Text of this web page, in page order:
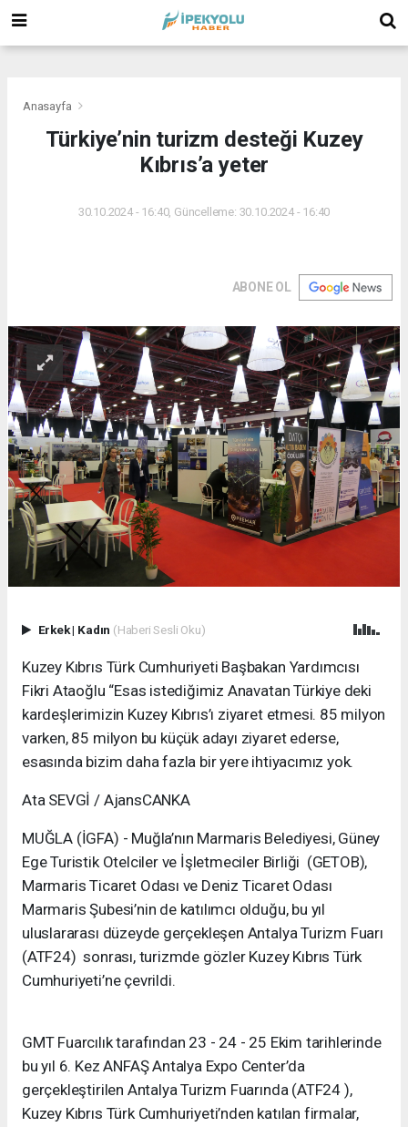
Anasayfa
Türkiye’nin turizm desteği Kuzey
Kıbrıs’a yeter
30.10.2024 - 16:40, Güncelleme: 30.10.2024 - 16:40
ABONE OL
Erkek| Kadın (Haberi Sesli Oku)
Kuzey Kıbrıs Türk Cumhuriyeti Başbakan Yardımcısı
Fikri Ataoğlu “Esas istediğimiz Anavatan Türkiye deki
kardeşlerimizin Kuzey Kıbrıs’ı ziyaret etmesi. 85 milyon
varken, 85 milyon bu küçük adayı ziyaret ederse,
esasında bizim daha fazla bir yere ihtiyacımız yok.
Ata SEVGİ / AjansCANKA
MUĞLA (İGFA) - Muğla’nın Marmaris Belediyesi, Güney
Ege Turistik Otelciler ve İşletmeciler Birliği (GETOB),
Marmaris Ticaret Odası ve Deniz Ticaret Odası
Marmaris Şubesi’nin de katılımcı olduğu, bu yıl
uluslararası düzeyde gerçekleşen Antalya Turizm Fuarı
(ATF24) sonrası, turizmde gözler Kuzey Kıbrıs Türk
Cumhuriyeti’ne çevrildi.
GMT Fuarcılık tarafından 23 - 24 - 25 Ekim tarihlerinde
bu yıl 6. Kez ANFAŞ Antalya Expo Center’da
gerçekleştirilen Antalya Turizm Fuarında (ATF24 ),
Kuzey Kıbrıs Türk Cumhuriyeti’nden katılan firmalar,